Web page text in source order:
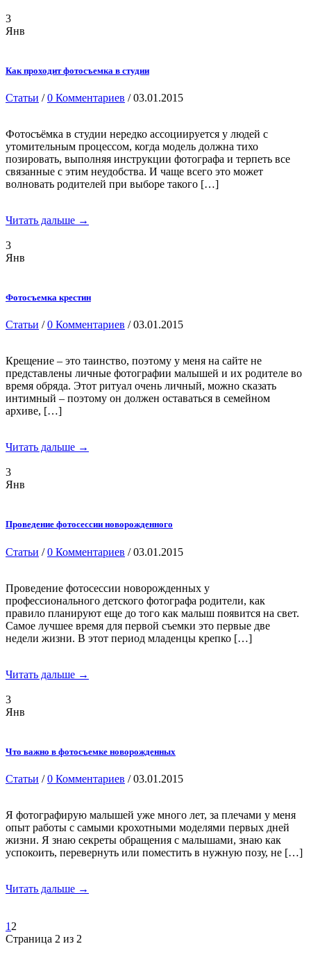
3
Янв
Как проходит фотосъемка в студии
Статьи /0 Комментариев / 03.01.2015
Фотосъёмка в студии нередко ассоциируется у людей с
утомительным процессом, когда модель должна тихо
позировать, выполняя инструкции фотографа и терпеть все
связанные с этим неудобства. И чаще всего это может
волновать родителей при выборе такого […]
Читать дальше →
3
Янв
Фотосъемка крестин
Статьи /0 Комментариев / 03.01.2015
Крещение – это таинство, поэтому у меня на сайте не
представлены личные фотографии малышей и их родителе во
время обряда. Этот ритуал очень личный, можно сказать
интимный – поэтому он должен оставаться в семейном
архиве, […]
Читать дальше →
3
Янв
Проведение фотосессии новорожденного
Статьи /0 Комментариев / 03.01.2015
Проведение фотосессии новорожденных у
профессионального детского фотографа родители, как
правило планируют еще до того как малыш появится на свет.
Самое лучшее время для первой съемки это первые две
недели жизни. В этот период младенцы крепко […]
Читать дальше →
3
Янв
Что важно в фотосъемке новорожденных
Статьи /0 Комментариев / 03.01.2015
Я фотографирую малышей уже много лет, за плечами у меня
опыт работы с самыми крохотными моделями первых дней
жизни. Я знаю секреты обращения с малышами, знаю как
успокоить, перевернуть или поместить в нужную позу, не […]
Читать дальше →
1 2
Страница 2 из 2